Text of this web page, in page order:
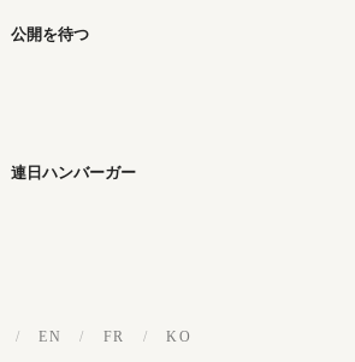
公開を待つ
連日ハンバーガー
/ EN / FR / KO